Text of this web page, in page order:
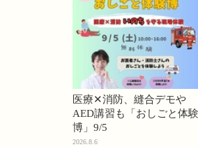
医療✕消防、縫合デモや
AED講習も「おしごと体験
博」9/5
2026.8.6